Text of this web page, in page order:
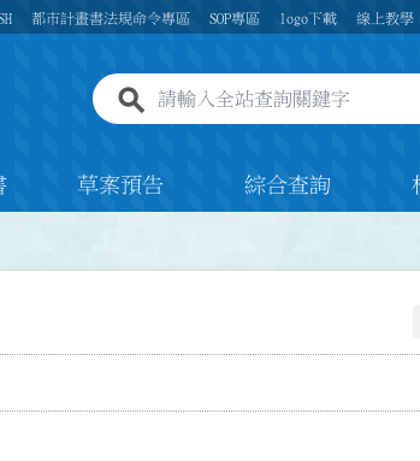
都市計畫書法規命令專區 SOP專區 logo下載 線上教學
全站查詢關鍵字欄位
草案預告 綜合查詢